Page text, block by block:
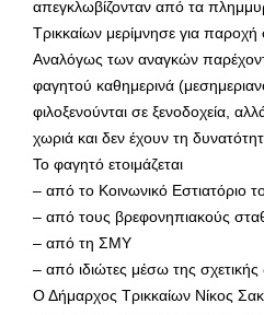
απεγκλωβίζονταν από τα
Τρικκαίων μερίμνησε για παροχή
Αναλόγως των αναγκών
φαγητού καθημερινά
φιλοξενούνται σε ξενοδοχεία,
χωριά και δεν έχουν τη
Το φαγητό ετοιμάζεται
– από το Κοινωνικό Εστιατόριο
– από τους βρεφονηπιακούς
– από τη ΣΜΥ
– από ιδιώτες μέσω της σχετικής
Ο Δήμαρχος Τρικκαίων Νίκος